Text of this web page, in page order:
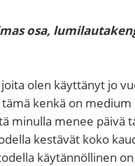
osa,
olen käyttänyt jo
kenkä on medium
minulla menee päivä
kestävät koko
käytännöllinen on